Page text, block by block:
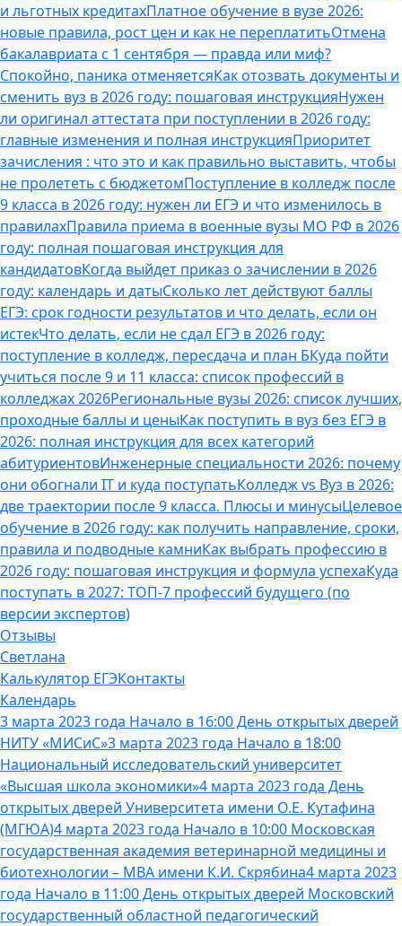
и льготных кредитахПлатное обучение в вузе 2026:
новые правила, рост цен и как не переплатитьОтмена
бакалавриата с 1 сентября — правда или миф?
Спокойно, паника отменяетсяКак отозвать документы и
сменить вуз в 2026 году: пошаговая инструкцияНужен
ли оригинал аттестата при поступлении в 2026 году:
главные изменения и полная инструкцияПриоритет
зачисления : что это и как правильно выставить, чтобы
не пролететь с бюджетомПоступление в колледж после
9 класса в 2026 году: нужен ли ЕГЭ и что изменилось в
правилахПравила приема в военные вузы МО РФ в 2026
году: полная пошаговая инструкция для
кандидатовКогда выйдет приказ о зачислении в 2026
году: календарь и датыСколько лет действуют баллы
ЕГЭ: срок годности результатов и что делать, если он
истекЧто делать, если не сдал ЕГЭ в 2026 году:
поступление в колледж, пересдача и план БКуда пойти
учиться после 9 и 11 класса: список профессий в
колледжах 2026Региональные вузы 2026: список лучших,
проходные баллы и ценыКак поступить в вуз без ЕГЭ в
2026: полная инструкция для всех категорий
абитуриентовИнженерные специальности 2026: почему
они обогнали IT и куда поступатьКолледж vs Вуз в 2026:
две траектории после 9 класса. Плюсы и минусыЦелевое
обучение в 2026 году: как получить направление, сроки,
правила и подводные камниКак выбрать профессию в
2026 году: пошаговая инструкция и формула успехаКуда
поступать в 2027: ТОП-7 профессий будущего (по
версии экспертов)
Отзывы
Светлана
Калькулятор ЕГЭКонтакты
Календарь
3 марта 2023 года Начало в 16:00 День открытых дверей
НИТУ «МИСиС»3 марта 2023 года Начало в 18:00
Национальный исследовательский университет
«Высшая школа экономики»4 марта 2023 года День
открытых дверей Университета имени О.Е. Кутафина
(МГЮА)4 марта 2023 года Начало в 10:00 Московская
государственная академия ветеринарной медицины и
биотехнологии – МВА имени К.И. Скрябина4 марта 2023
года Начало в 11:00 День открытых дверей Московский
государственный областной педагогический